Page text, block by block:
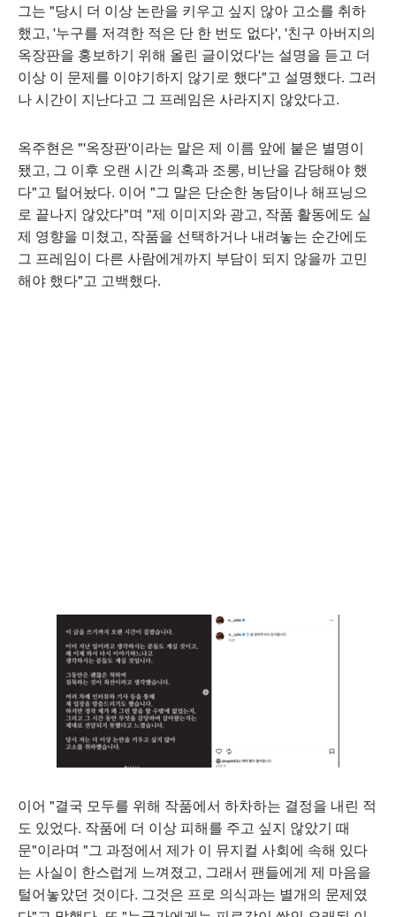
그는 "당시 더 이상 논란을 키우고 싶지 않아 고소를 취하
했고, '누구를 저격한 적은 단 한 번도 없다', '친구 아버지의
옥장판을 홍보하기 위해 올린 글이었다'는 설명을 듣고 더
이상 이 문제를 이야기하지 않기로 했다"고 설명했다. 그러
나 시간이 지난다고 그 프레임은 사라지지 않았다고.
옥주현은 "'옥장판'이라는 말은 제 이름 앞에 붙은 별명이
됐고, 그 이후 오랜 시간 의혹과 조롱, 비난을 감당해야 했
다"고 털어놨다. 이어 "그 말은 단순한 농담이나 해프닝으
로 끝나지 않았다"며 "제 이미지와 광고, 작품 활동에도 실
제 영향을 미쳤고, 작품을 선택하거나 내려놓는 순간에도
그 프레임이 다른 사람에게까지 부담이 되지 않을까 고민
해야 했다"고 고백했다.
이어 "결국 모두를 위해 작품에서 하차하는 결정을 내린 적
도 있었다. 작품에 더 이상 피해를 주고 싶지 않았기 때
문"이라며 "그 과정에서 제가 이 뮤지컬 사회에 속해 있다
는 사실이 한스럽게 느껴졌고, 그래서 팬들에게 제 마음을
털어놓았던 것이다. 그것은 프로 의식과는 별개의 문제였